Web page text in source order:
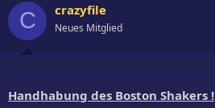
C crazyfile
Neues Mitglied
Handhabung des Boston Shakers !